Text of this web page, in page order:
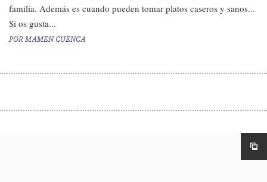
familia. Además es cuando pueden tomar platos caseros y sanos...
Si os gusta...
POR MAMEN CUENCA